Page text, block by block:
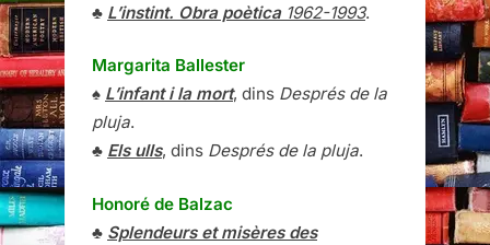
♣ L’instint. Obra poètica1962-1993.
Margarita Ballester
♠ L’infant i la mort, dins Després de la
pluja.
♣ Els ulls, dins Després de la pluja.
Honoré de Balzac
♣ Splendeurs et misères des